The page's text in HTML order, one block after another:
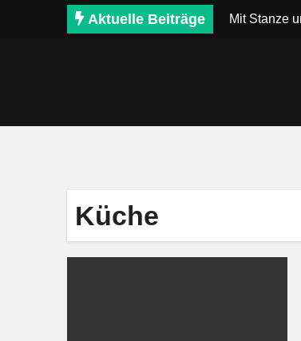
Aktuelle Beiträge Mit Stanze
Küche